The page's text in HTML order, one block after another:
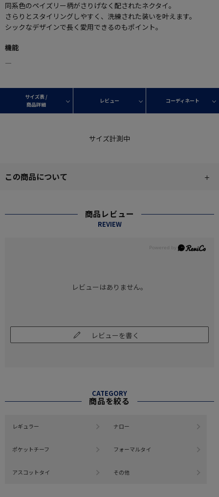
同系色のペイズリー柄がさりげなく配されたネクタイ。
さらりとスタイリングしやすく、洗練された装いを叶えます。
シックなデザインで長く愛用できるのもポイント。
機能
―
サイズ表 /
商品詳細
レビュー コーディネート
サイズ計測中
この商品について
商品レビュー
REVIEW
レビューはありません。
レビューを書く
CATEGORY
商品を絞る
レギュラー ナロー
ポケットチーフ フォーマルタイ
アスコットタイ その他